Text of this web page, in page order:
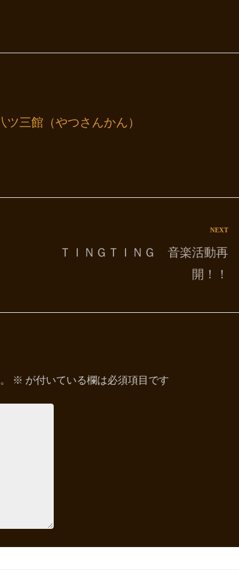
三館（やつさんかん）
NEXT
ＴＩＮＧＴＩＮＧ 音楽活動再
開！！
※ が付いている欄は必須項目です